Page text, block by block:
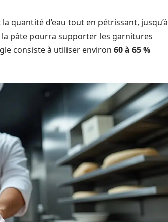
quantité d’eau tout en pétrissant, jusqu’à
pâte pourra supporter les garnitures
consiste à utiliser environ 60 à 65 %